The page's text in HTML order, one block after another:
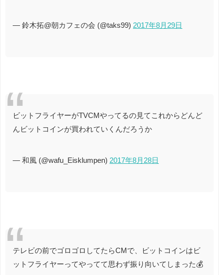
— 鈴木拓@朝カフェの会 (@taks99) 2017年8月29日
ビットフライヤーがTVCMやってるの見てこれからどんど
んビットコインが買われていくんだろうか
— 和風 (@wafu_Eisklumpen) 2017年8月28日
テレビの前でゴロゴロしてたらCMで、ビットコインはビ
ットフライヤーってやってて思わず振り向いてしまった💰